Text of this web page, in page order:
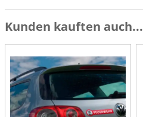
Kunden kauften auch...